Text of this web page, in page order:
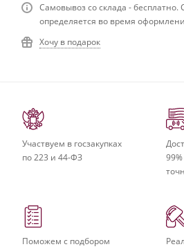
Самовывоз со склада - бесплатно.
определяется во время
Хочу в подарок
Участвуем в госзакупках
по 223 и 44-ФЗ
Поможем с подбором